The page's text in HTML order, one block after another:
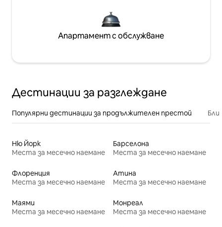
Апартамент с обслужване
Дестинации за разглеждане
Популярни дестинации за продължителен престой
Ню Йорк
Места за месечно наемане
Барселона
Места за месечно наемане
Флоренция
Места за месечно наемане
Атина
Места за месечно наемане
Маями
Места за месечно наемане
Монреал
Места за месечно наемане